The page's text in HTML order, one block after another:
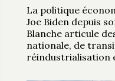
La politique
Joe Biden depuis
Blanche articule
nationale, de
réindustrialisation